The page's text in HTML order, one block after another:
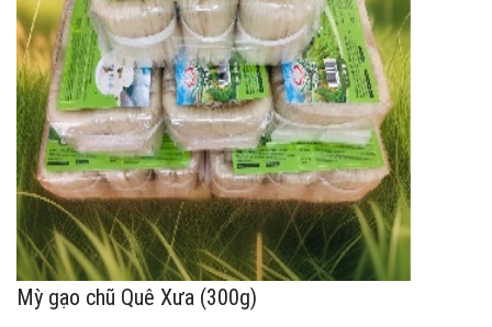
Mỳ gạo chũ Quê Xưa (300g)